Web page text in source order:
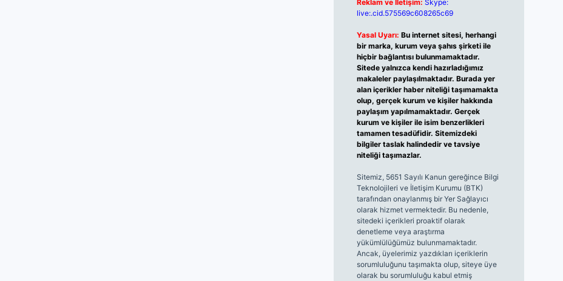
Reklam ve İletişim: Skype:
live:.cid.575569c608265c69
Yasal Uyarı: Bu internet sitesi, herhangi
bir marka, kurum veya şahıs şirketi ile
hiçbir bağlantısı bulunmamaktadır.
Sitede yalnızca kendi hazırladığımız
makaleler paylaşılmaktadır. Burada yer
alan içerikler haber niteliği taşımamakta
olup, gerçek kurum ve kişiler hakkında
paylaşım yapılmamaktadır. Gerçek
kurum ve kişiler ile isim benzerlikleri
tamamen tesadüfidir. Sitemizdeki
bilgiler taslak halindedir ve tavsiye
niteliği taşımazlar.
Sitemiz, 5651 Sayılı Kanun gereğince Bilgi
Teknolojileri ve İletişim Kurumu (BTK)
tarafından onaylanmış bir Yer Sağlayıcı
olarak hizmet vermektedir. Bu nedenle,
sitedeki içerikleri proaktif olarak
denetleme veya araştırma
yükümlülüğümüz bulunmamaktadır.
Ancak, üyelerimiz yazdıkları içeriklerin
sorumluluğunu taşımakta olup, siteye üye
olarak bu sorumluluğu kabul etmiş